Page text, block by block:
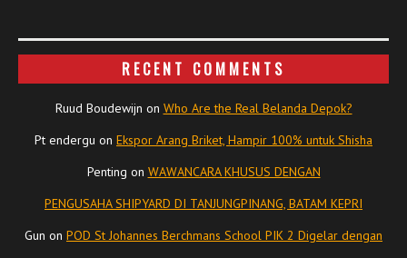
RECENT COMMENTS
Ruud Boudewijn on Who Are the Real Belanda Depok?
Pt endergu on Ekspor Arang Briket, Hampir 100% untuk Shisha
Penting on WAWANCARA KHUSUS DENGAN
PENGUSAHA SHIPYARD DI TANJUNGPINANG, BATAM KEPRI
Gun on POD St Johannes Berchmans School PIK 2 Digelar dengan